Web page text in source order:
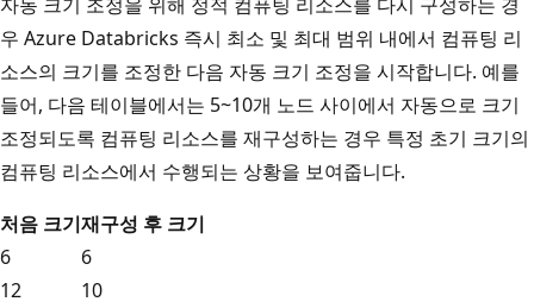
우 Azure Databricks 즉시 최소 및 최대 범위 내에서 컴퓨팅 리
소스의 크기를 조정한 다음 자동 크기 조정을 시작합니다. 예를
들어, 다음 테이블에서는 5~10개 노드 사이에서 자동으로 크기
조정되도록 컴퓨팅 리소스를 재구성하는 경우 특정 초기 크기의
컴퓨팅 리소스에서 수행되는 상황을 보여줍니다.
처음 크기재구성 후 크기
6
6
12
10